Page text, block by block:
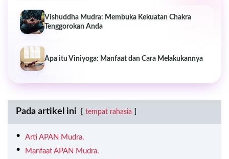
Vishuddha Mudra: Membuka Kekuatan Chakra
Tenggorokan Anda
Apa itu Viniyoga: Manfaat dan Cara Melakukannya
Pada artikel ini tempat rahasia
Arti APAN Mudra.
Manfaat APAN Mudra.